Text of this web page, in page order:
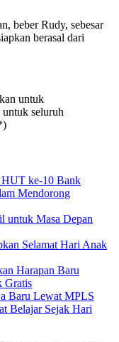
beber Rudy, sebesar
berasal dari
untuk
untuk seluruh
ke-10 Bank
Mendorong
untuk Masa Depan
Selamat Hari Anak
Harapan Baru
Gratis
Baru Lewat MPLS
Belajar Sejak Hari